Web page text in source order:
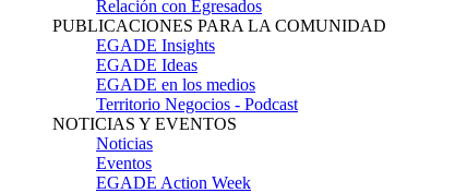
Relación con Egresados
PUBLICACIONES PARA LA COMUNIDAD
EGADE Insights
EGADE Ideas
EGADE en los medios
Territorio Negocios - Podcast
NOTICIAS Y EVENTOS
Noticias
Eventos
EGADE Action Week